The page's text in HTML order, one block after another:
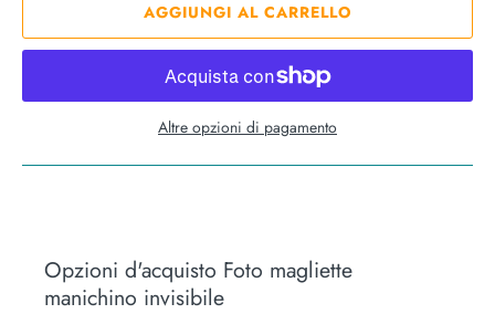
AGGIUNGI AL CARRELLO
Altre opzioni di pagamento
Opzioni d'acquisto Foto magliette
manichino invisibile